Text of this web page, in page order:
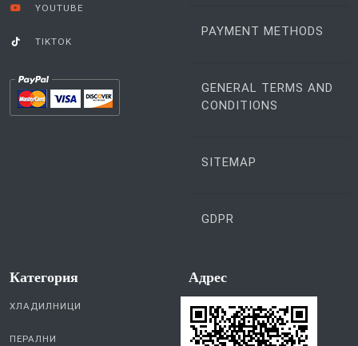
YOUTUBE
TIKTOK
PAYMENT METHODS
GENERAL TERMS AND
CONDITIONS
SITEMAP
GDPR
Категория
ХЛАДИЛНИЦИ
ПЕРАЛНИ
Aдрес